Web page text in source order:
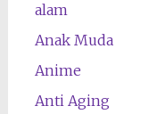
alam
Anak Muda
Anime
Anti Aging